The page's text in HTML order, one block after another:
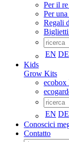
Per il
Per una
Regali
Biglietti
EN DE
Kids
Grow Kits
EN DE
Conoscici
Contatto